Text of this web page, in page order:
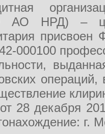
АО НРД) –
000100
28 декабря
г.